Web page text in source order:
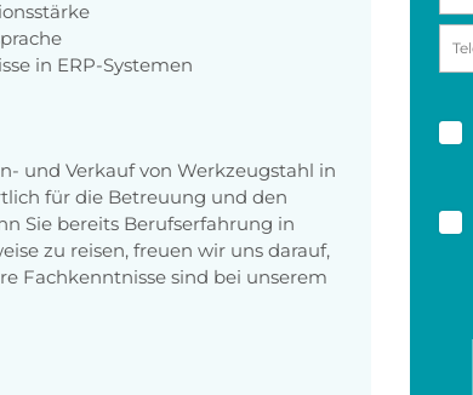
in ERP-Systemen
und Verkauf von Werkzeugstahl in
für die Betreuung und den
Sie bereits Berufserfahrung in
zu reisen, freuen wir uns darauf,
Fachkenntnisse sind bei unserem